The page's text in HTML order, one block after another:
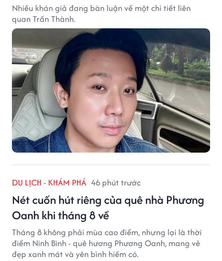
Nhiều khán giả đang bàn luận về một chi tiết liên
quan Trấn Thành.
DU LỊCH - KHÁM PHÁ 46 phút trước
Nét cuốn hút riêng của quê nhà Phương
Oanh khi tháng 8 về
Tháng 8 không phải mùa cao điểm, nhưng lại là thời
điểm Ninh Bình - quê hương Phương Oanh, mang vẻ
đẹp xanh mát và yên bình hiếm có.